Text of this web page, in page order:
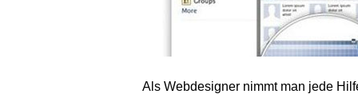
Als Webdesigner nimmt man jede